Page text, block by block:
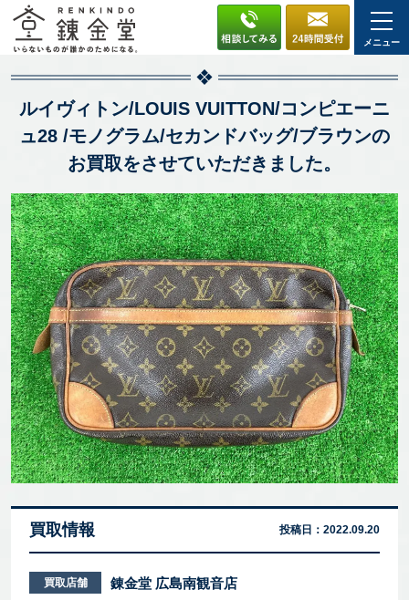
メニュー
ルイヴィトン/LOUIS VUITTON/コンピエーニ
ュ28 /モノグラム/セカンドバッグ/ブラウンの
お買取をさせていただきました。
買取情報 投稿日： 2022.09.20
買取店舗 錬金堂 広島南観音店